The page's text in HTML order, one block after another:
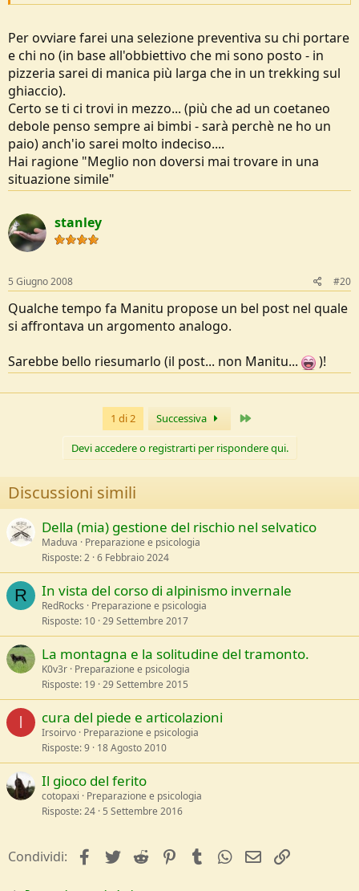
Per ovviare farei una selezione preventiva su chi portare
e chi no (in base all'obbiettivo che mi sono posto - in
pizzeria sarei di manica più larga che in un trekking sul
ghiaccio).
Certo se ti ci trovi in mezzo... (più che ad un coetaneo
debole penso sempre ai bimbi - sarà perchè ne ho un
paio) anch'io sarei molto indeciso....
Hai ragione "Meglio non doversi mai trovare in una
situazione simile"
stanley
5 Giugno 2008 #20
Qualche tempo fa Manitu propose un bel post nel quale
si affrontava un argomento analogo.
Sarebbe bello riesumarlo (il post... non Manitu...
)!
1 di 2 Successiva
Devi accedere o registrarti per rispondere qui.
Discussioni simili
Della (mia) gestione del rischio nel selvatico
Maduva
Preparazione e psicologia
Risposte 2 6 Febbraio 2024
R In vista del corso di alpinismo invernale
RedRocks
Preparazione e psicologia
Risposte 10 29 Settembre 2017
La montagna e la solitudine del tramonto.
K0v3r Preparazione e psicologia
Risposte 19 29 Settembre 2015
I cura del piede e articolazioni
Irsoirvo Preparazione e psicologia
Risposte 9 18 Agosto 2010
Il gioco del ferito
cotopaxi
Preparazione e psicologia
Risposte 24 5 Settembre 2016
Condividi: facebookTwitterReddit PinterestTumblrWhatsApp
e-mail